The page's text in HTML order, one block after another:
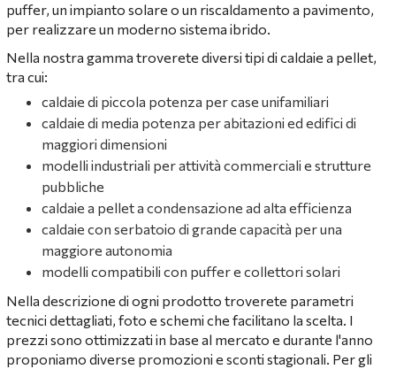
puffer, un impianto solare o un riscaldamento a pavimento,
per realizzare un moderno sistema ibrido.
Nella nostra gamma troverete diversi tipi di caldaie a pellet,
tra cui:
caldaie di piccola potenza per case unifamiliari
caldaie di media potenza per abitazioni ed edifici di
maggiori dimensioni
modelli industriali per attività commerciali e strutture
pubbliche
caldaie a pellet a condensazione ad alta efficienza
caldaie con serbatoio di grande capacità per una
maggiore autonomia
modelli compatibili con puffer e collettori solari
Nella descrizione di ogni prodotto troverete parametri
tecnici dettagliati, foto e schemi che facilitano la scelta. I
prezzi sono ottimizzati in base al mercato e durante l'anno
proponiamo diverse promozioni e sconti stagionali. Per gli